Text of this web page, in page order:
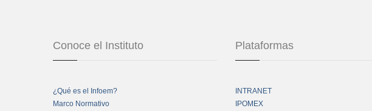
Conoce el Instituto
¿Qué es el Infoem?
Marco Normativo
Plataformas
INTRANET
IPOMEX